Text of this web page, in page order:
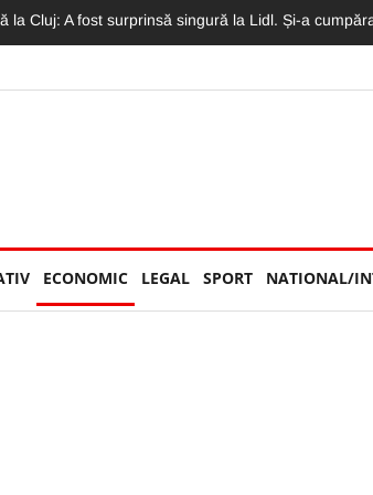
Concertul Lewis Capaldi, arhiplin. Accesul a fost
ECONOMIC LEGAL SPORT NATIONAL/